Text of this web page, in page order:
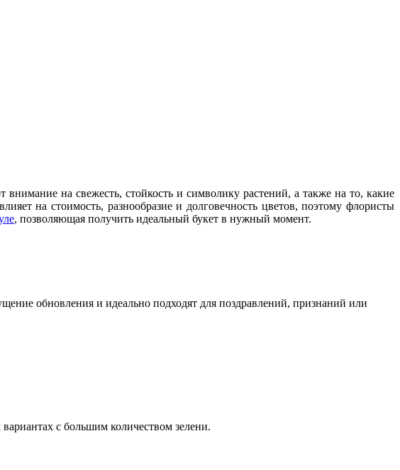
внимание на свежесть, стойкость и символику растений, а также на то, какие
на стоимость, разнообразие и долговечность цветов, поэтому флористы
, позволяющая получить идеальный букет в нужный момент.
обновления и идеально подходят для поздравлений, признаний или
с большим количеством зелени.